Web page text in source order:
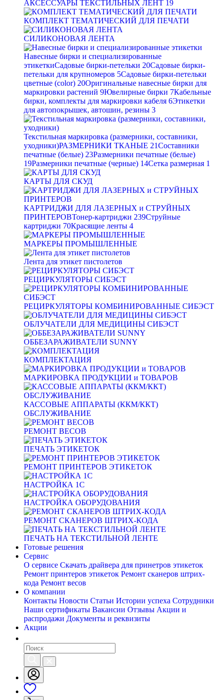
АКСЕССУАРЫ ТЕКСТИЛЬНЫХ ЛЕНТ 19
КОМПЛЕКТ ТЕМАТИЧЕСКИЙ ДЛЯ ПЕЧАТИ
СИЛИКОНОВАЯ ЛЕНТА
Навесные бирки и специализированные
этикеткиСадовые бирки-петельки 20Садовые бирки-
петельки для крупномеров 5Садовые бирки-петельки
цветные (color) 20Оригинальные навесные бирки для
маркировки растений 9Ювелирные бирки 7Кабельные
бирки, комплекты для маркировки кабеля 6Этикетки
для автопокрышек, автошин, резины 3
Текстильная маркировка (размерники, составники,
уходники)РАЗМЕРНИКИ ТКАНЫЕ 21Составники
печатные (белые) 23Размерники печатные (белые)
19Размерники печатные (черные) 14Сетка размерная 1
КАРТЫ ДЛЯ СКУД
КАРТРИДЖИ ДЛЯ ЛАЗЕРНЫХ и СТРУЙНЫХ
ПРИНТЕРОВТонер-картриджи 239Струйные
картриджи 70Красящие ленты 4
МАРКЕРЫ ПРОМЫШЛЕННЫЕ
Лента для этикет пистолетов
РЕЦИРКУЛЯТОРЫ СИБЭСТ
РЕЦИРКУЛЯТОРЫ КОМБИНИРОВАННЫЕ СИБЭСТ
ОБЛУЧАТЕЛИ ДЛЯ МЕДИЦИНЫ СИБЭСТ
ОББЕЗАРАЖИВАТЕЛИ SUNNY
КОМПЛЕКТАЦИЯ
МАРКИРОВКА ПРОДУКЦИИ и ТОВАРОВ
КАССОВЫЕ АППАРАТЫ (ККМ/ККТ)
ОБСЛУЖИВАНИЕ
РЕМОНТ ВЕСОВ
ПЕЧАТЬ ЭТИКЕТОК
РЕМОНТ ПРИНТЕРОВ ЭТИКЕТОК
НАСТРОЙКА 1С
НАСТРОЙКА ОБОРУДОВАНИЯ
РЕМОНТ СКАНЕРОВ ШТРИХ-КОДА
ПЕЧАТЬ НА ТЕКСТИЛЬНОЙ ЛЕНТЕ
Готовые решения
Сервис
О сервисе Скачать драйвера для принетров этикеток
Ремонт принтеров этикеток Ремонт сканеров штрих-
кода Ремонт весов
О компании
Контакты Новости Статьи Истории успеха Сотрудники
Наши сертификаты Вакансии Отзывы Акции и
распродажи Документы и реквизиты
Акции